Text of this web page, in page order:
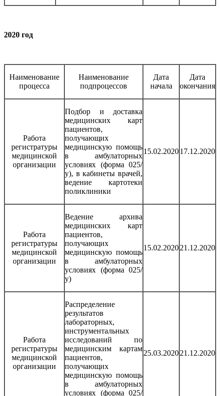
2020 год
Наименование
процесса
Наименование
подпроцессов
Дата
начала
Дата
окончания
Работа
регистратуры
медицинской
организации
Подбор и доставка
медицинских карт
пациентов,
получающих
медицинскую помощь
в амбулаторных
условиях (форма 025/
у), в кабинеты врачей,
ведение картотеки
поликлиники
15.02.202017.12.2020
Работа
регистратуры
медицинской
организации
Ведение архива
медицинских карт
пациентов,
получающих
медицинскую помощь
в амбулаторных
условиях (форма 025/
у)
15.02.202021.12.2020
Работа
регистратуры
медицинской
организации
Распределение
результатов
лабораторных,
инструментальных
исследований по
медицинским картам
пациентов,
получающих
медицинскую помощь
в амбулаторных
условиях (форма 025/
25.03.202021.12.2020